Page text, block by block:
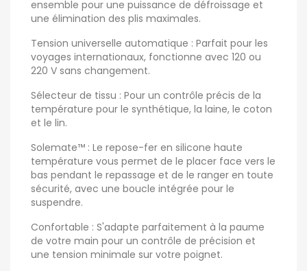
ensemble pour une puissance de défroissage et
une élimination des plis maximales.
Tension universelle automatique : Parfait pour les
voyages internationaux, fonctionne avec 120 ou
220 V sans changement.
Sélecteur de tissu : Pour un contrôle précis de la
température pour le synthétique, la laine, le coton
et le lin.
Solemate™ : Le repose-fer en silicone haute
température vous permet de le placer face vers le
bas pendant le repassage et de le ranger en toute
sécurité, avec une boucle intégrée pour le
suspendre.
Confortable : S'adapte parfaitement à la paume
de votre main pour un contrôle de précision et
une tension minimale sur votre poignet.